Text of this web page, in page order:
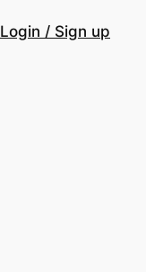
Login / Sign up